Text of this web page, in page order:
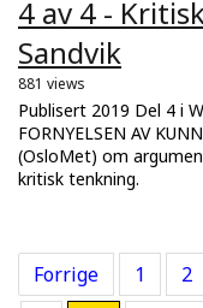
4 av 4 -
Sandvik
881 views
Publisert 2019 Del 4 i
FORNYELSEN AV
(OsloMet) om
kritisk tenkning.
Forrige 1 2